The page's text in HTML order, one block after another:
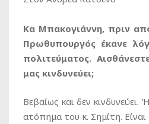
Κα Μπακογιάννη, πριν
Πρωθυπουργός έκανε
πολιτεύματος.
μας κινδυνεύει;
Βεβαίως και δεν
ατόπημα του κ. Σημίτη.